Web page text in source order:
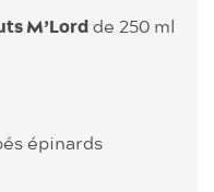
M’Lord de 250 ml
­épinards